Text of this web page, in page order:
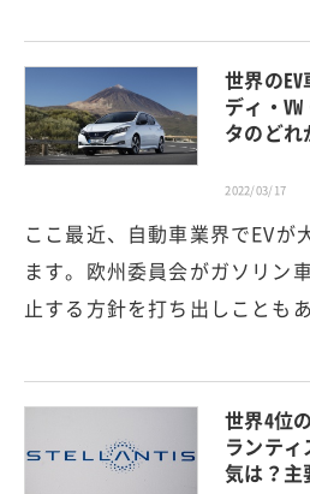
世界の
ディ・
タのどれ
2022/03/17
ここ最近、自動車業界でEVが
ます。欧州委員会がガソリン
止する方針を打ち出しことも
世界4位
ランテ
気は？主